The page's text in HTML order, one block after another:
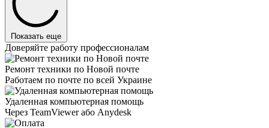
Показать еще
Доверяйте работу профессионалам
Ремонт техники по Новой почте
Работаем по почте по всей Украине
Удаленная компьютерная помощь
Через TeamViewer або Anydesk